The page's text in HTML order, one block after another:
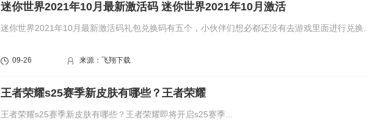
迷你世界2021年10月最新激活码 迷你世界2021年10月激活
迷你世界2021年10月最新激活码礼包兑换码有五个，小伙伴们想必都还没有去游戏里面进行兑换...
09-26 来源：飞翔下载
​王者荣耀s25赛季新皮肤有哪些？​王者荣耀
​王者荣耀s25赛季新皮肤有哪些？王者荣耀即将开启s25赛季...